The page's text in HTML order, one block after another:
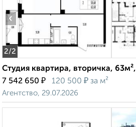
2/2
‹
Студия квартира, вторичка,
7 542 650 ₽ 120 500 ₽ за м²
Агентство, 29.07.2026